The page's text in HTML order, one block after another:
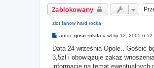
Zablokowany
zlot fanow hard rocka
P
s
autor: gosc rokita » wt lip 12, 2005 6:52
Data 24 września Opole.. Gościć
3,5zł i obowiązuje zakaz
informacje na temat ewentualnych